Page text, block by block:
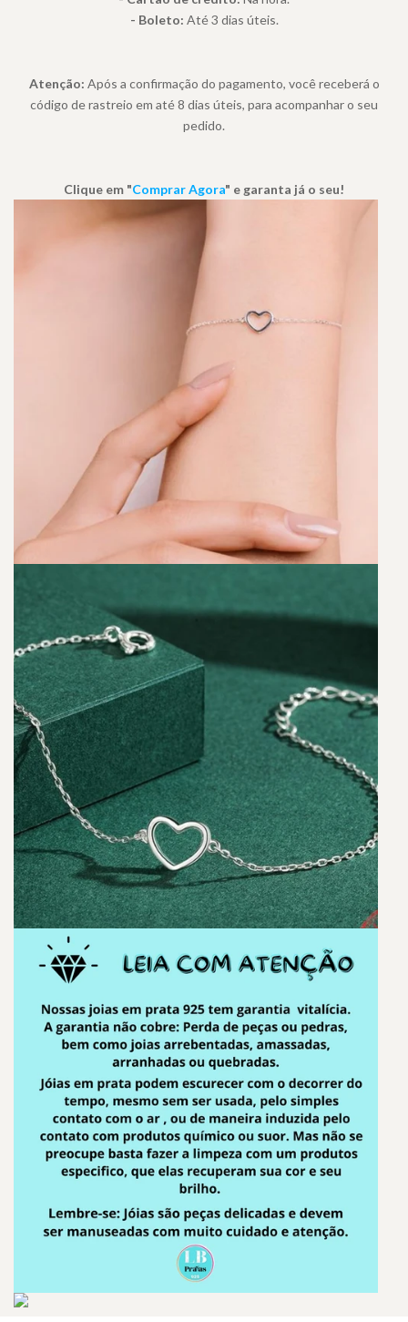
- Boleto: Até 3 dias úteis.
Atenção: Após a confirmação do pagamento, você receberá o
código de rastreio em até 8 dias úteis, para acompanhar o seu
pedido.
Clique em "Comprar Agora" e garanta já o seu!